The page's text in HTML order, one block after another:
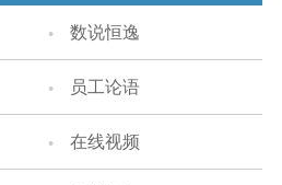
数说恒逸
员工论语
在线视频